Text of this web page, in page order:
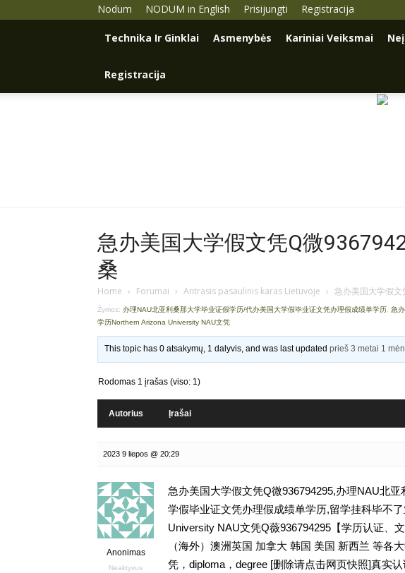
Nodum NODUM in English Prisijungti Registracija
Technika Ir Ginklai Asmenybės Kariniai Veiksmai
Registracija
急办美国大学假文凭Q微
桑
Home › Forumai › Antrasis pasaulinis karas Lietuvoje › 急办美国大学假
Žymos: 办理NAU北亚利桑那大学毕业证假学历/代办美国大学假毕业证文凭办理假成绩单学历, 急
学历Northern Arizona University NAU文凭
This topic has 0 atsakymų, 1 dalyvis, and was last updatedprieš 3 metai 1
Rodomas 1 įrašas (viso: 1)
Autorius Įrašai
2023 9 liepos @ 20:29
Anonimas
Neaktyvus
急办美国大学假文凭Q微936794295,办理NAU北
学假毕业证文凭办理假成绩单学历,留学挂科毕不
University NAU文凭Q薇936794295【学历认证、
（海外）澳洲英国 加拿大 韩国 美国 新西兰 等各
凭，diploma，degree [删除请点击网页快照]真实